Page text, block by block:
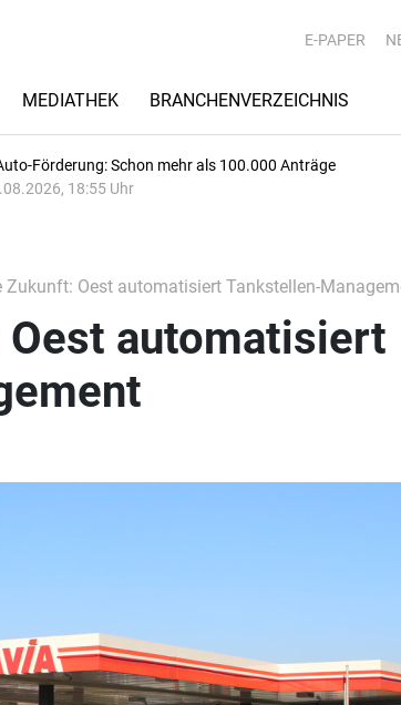
E-PAPER
MEDIATHEK BRANCHENVERZEICHNIS
Förderung: Schon mehr als 100.000 Anträge
18:55 Uhr
Zukunft: Oest automatisiert Tankstellen-
automatisiert